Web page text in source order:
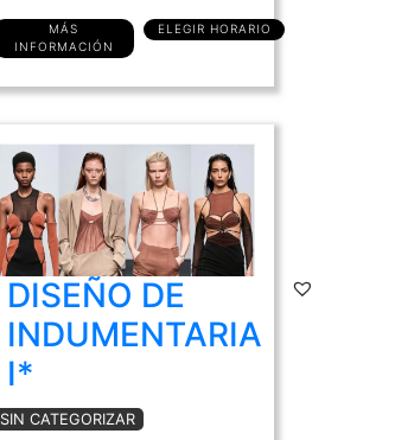
MÁS
INFORMACIÓN
ELEGIR HORARIO
DISEÑO DE
INDUMENTARIA
I*
SIN CATEGORIZAR